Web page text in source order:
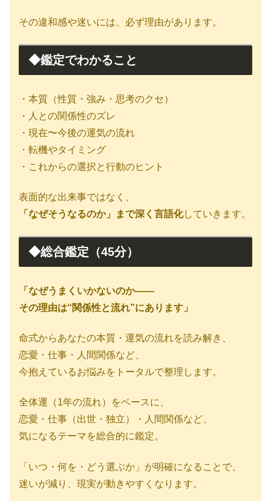
その違和感や迷いには、必ず理由があります。
◆鑑定でわかること
・本質（性質・強み・思考のクセ）
・人との関係性のズレ
・現在〜今後の運気の流れ
・転機やタイミング
・これからの選択と行動のヒント
表面的な出来事ではなく、
「なぜそうなるのか」まで深く言語化していきます。
◆総合鑑定（45分）
「なぜうまくいかないのか——
その理由は“関係性と流れ”にあります」
命式からあなたの本質・運気の流れを読み解き、
恋愛・仕事・人間関係など、
今抱えているお悩みをトータルで整理します。
全体運（1年の流れ）をベースに、
恋愛・仕事（出世・独立）・人間関係など、
気になるテーマを総合的に鑑定。
「いつ・何を・どう選ぶか」が明確になることで、
迷いが減り、現実が動きやすくなります。